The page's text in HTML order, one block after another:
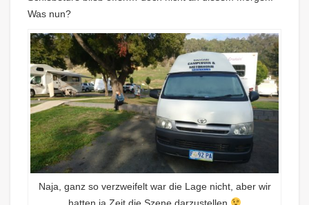
Was nun?
Naja, ganz so verzweifelt war die Lage nicht, aber wir